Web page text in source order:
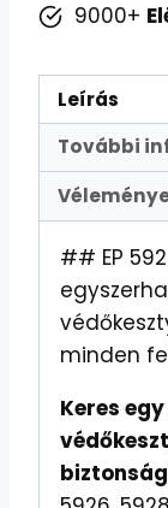
9000+
Leírás
További
## EP
minden
Keres